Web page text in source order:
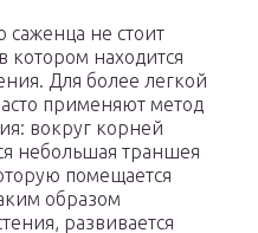
саженца не стоит
котором находится
Для более легкой
применяют метод
вокруг корней
небольшая траншея
помещается
образом
развивается